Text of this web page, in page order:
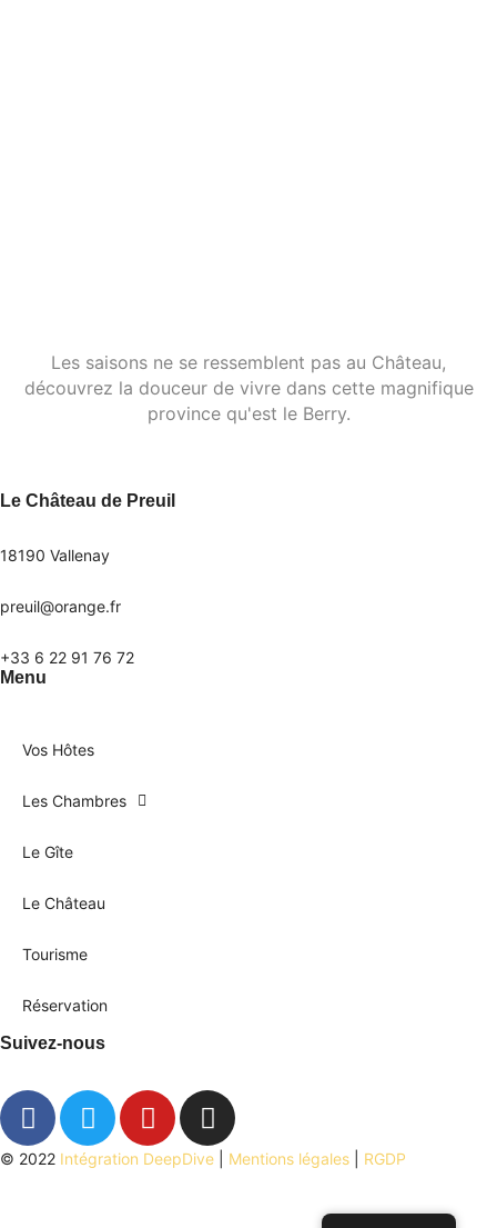
Les saisons ne se ressemblent pas au Château,
découvrez la douceur de vivre dans cette magnifique
province qu'est le Berry.
Le Château de Preuil
18190 Vallenay
preuil@orange.fr
+33 6 22 91 76 72
Menu
Vos Hôtes
Les Chambres
Le Gîte
Le Château
Tourisme
Réservation
Suivez-nous
© 2022 Intégration DeepDive Mentions légales RGDP